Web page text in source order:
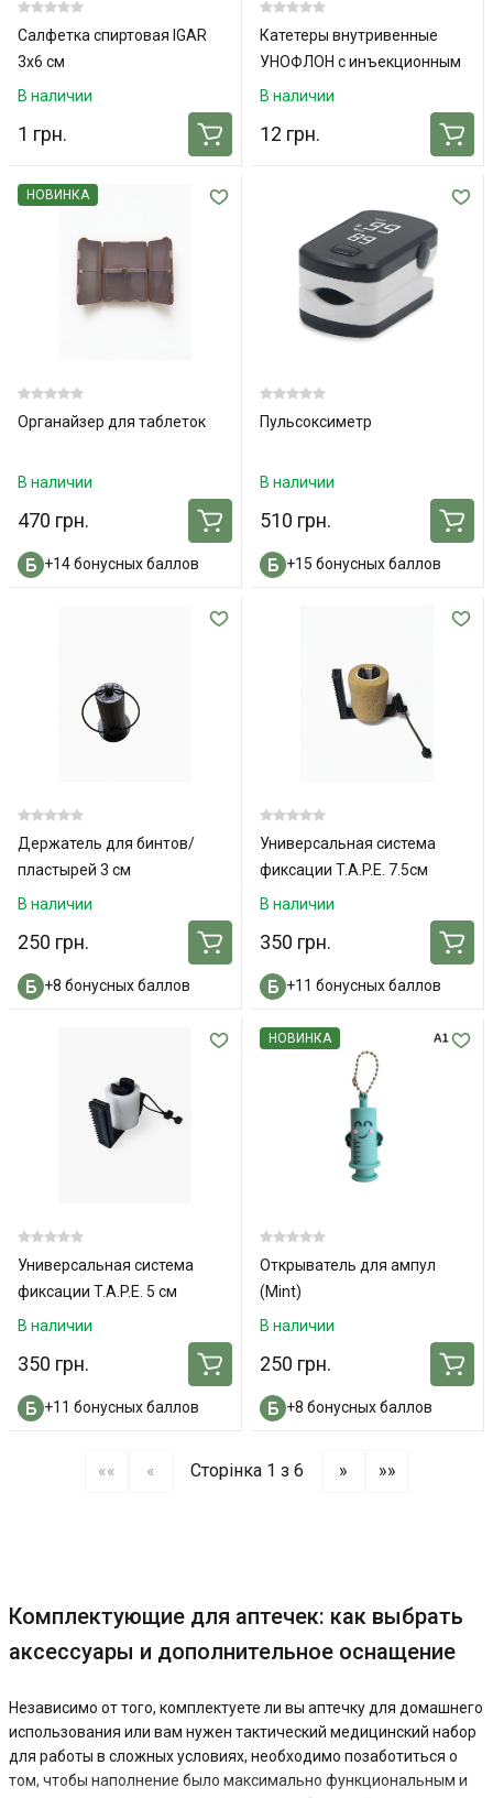
Салфетка спиртовая IGAR
3х6 см
В наличии
1 грн.
Катетеры внутривенные
УНОФЛОН с инъекционным
портом и крылышками 18G
В наличии
12 грн.
НОВИНКА
Органайзер для таблеток
В наличии
470 грн.
+14 бонусных баллов
Пульсоксиметр
В наличии
510 грн.
+15 бонусных баллов
Держатель для бинтов/
пластырей 3 см
В наличии
250 грн.
+8 бонусных баллов
Универсальная система
фиксации T.A.P.E. 7.5см
В наличии
350 грн.
+11 бонусных баллов
Универсальная система
фиксации T.A.P.E. 5 см
В наличии
350 грн.
+11 бонусных баллов
НОВИНКА
Открыватель для ампул
(Mint)
В наличии
250 грн.
+8 бонусных баллов
«« « Сторінка 1 з 6 » »»
Комплектующие для аптечек: как выбрать
аксессуары и дополнительное оснащение
Независимо от того, комплектуете ли вы аптечку для домашнего
использования или вам нужен тактический медицинский набор
для работы в сложных условиях, необходимо позаботиться о
том, чтобы наполнение было максимально функциональным и